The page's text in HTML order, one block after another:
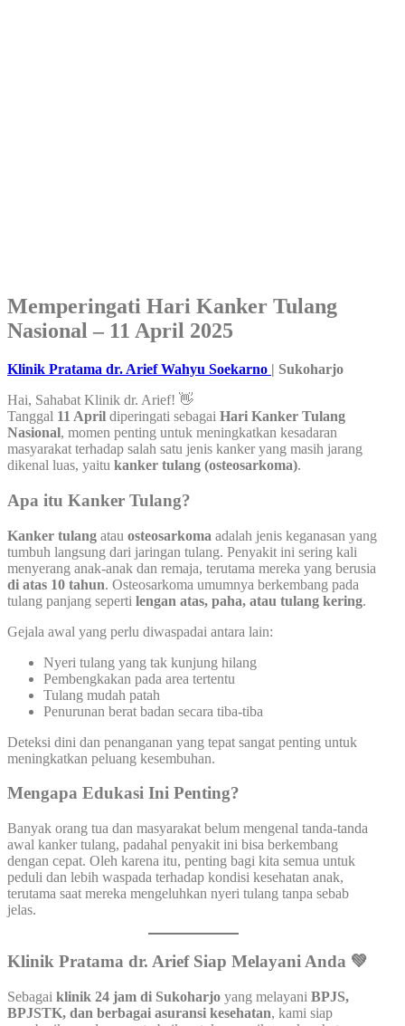
Memperingati Hari Kanker Tulang
Nasional – 11 April 2025
Klinik Pratama dr. Arief Wahyu Soekarno | Sukoharjo
Hai, Sahabat Klinik dr. Arief! 👋
Tanggal 11 April diperingati sebagai Hari Kanker Tulang
Nasional, momen penting untuk meningkatkan kesadaran
masyarakat terhadap salah satu jenis kanker yang masih jarang
dikenal luas, yaitu kanker tulang (osteosarkoma).
Apa itu Kanker Tulang?
Kanker tulang atau osteosarkoma adalah jenis keganasan yang
tumbuh langsung dari jaringan tulang. Penyakit ini sering kali
menyerang anak-anak dan remaja, terutama mereka yang berusia
di atas 10 tahun. Osteosarkoma umumnya berkembang pada
tulang panjang seperti lengan atas, paha, atau tulang kering.
Gejala awal yang perlu diwaspadai antara lain:
Nyeri tulang yang tak kunjung hilang
Pembengkakan pada area tertentu
Tulang mudah patah
Penurunan berat badan secara tiba-tiba
Deteksi dini dan penanganan yang tepat sangat penting untuk
meningkatkan peluang kesembuhan.
Mengapa Edukasi Ini Penting?
Banyak orang tua dan masyarakat belum mengenal tanda-tanda
awal kanker tulang, padahal penyakit ini bisa berkembang
dengan cepat. Oleh karena itu, penting bagi kita semua untuk
peduli dan lebih waspada terhadap kondisi kesehatan anak,
terutama saat mereka mengeluhkan nyeri tulang tanpa sebab
jelas.
Klinik Pratama dr. Arief Siap Melayani Anda 💚
Sebagai klinik 24 jam di Sukoharjo yang melayani BPJS,
BPJSTK, dan berbagai asuransi kesehatan, kami siap